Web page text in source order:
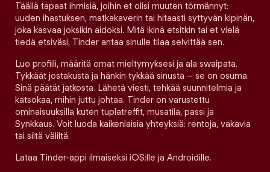
Täällä tapaat ihmisiä, joihin et olisi muuten törmännyt:
uuden ihastuksen, matkakaverin tai hitaasti syttyvän kipinän,
joka kasvaa joksikin aidoksi. Mitä ikinä etsitkin tai et vielä
tiedä etsiväsi, Tinder antaa sinulle tilaa selvittää sen.
Luo profiili, määritä omat mieltymyksesi ja ala swaipata.
Tykkäät jostakusta ja hänkin tykkää sinusta – se on osuma.
Sinä päätät jatkosta. Lähetä viesti, tehkää suunnitelmia ja
katsokaa, mihin juttu johtaa. Tinder on varustettu
ominaisuuksilla kuten tuplatreffit, musatila, passi ja
Synkkaus. Voit luoda kaikenlaisia yhteyksiä: rentoja, vakavia
tai siltä väliltä.
Lataa Tinder-appi ilmaiseksi iOS:lle ja Androidille.